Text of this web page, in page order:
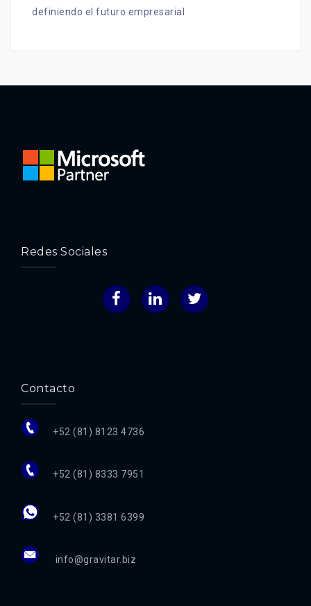
definiendo el futuro empresarial
Redes Sociales
FacebookLinkedInTwitter
Contacto
+52 (81) 8123 4736
+52 (81) 8333 7951
+52 (81) 3381 6399
info@gravitar.biz